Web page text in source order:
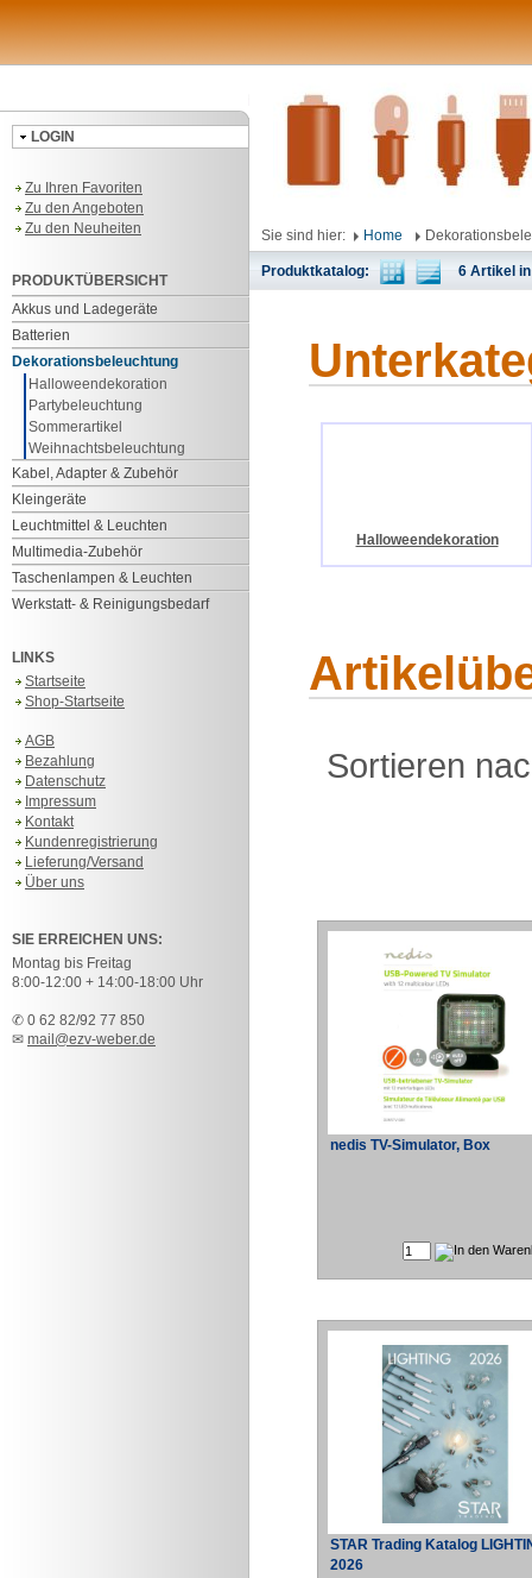
LOGIN
Zu Ihren Favoriten
Zu den Angeboten
Zu den Neuheiten
PRODUKTÜBERSICHT
Akkus und Ladegeräte
Batterien
Dekorationsbeleuchtung
Halloweendekoration
Partybeleuchtung
Sommerartikel
Weihnachtsbeleuchtung
Kabel, Adapter & Zubehör
Kleingeräte
Leuchtmittel & Leuchten
Multimedia-Zubehör
Taschenlampen & Leuchten
Werkstatt- & Reinigungsbedarf
LINKS
Startseite
Shop-Startseite
AGB
Bezahlung
Datenschutz
Impressum
Kontakt
Kundenregistrierung
Lieferung/Versand
Über uns
SIE ERREICHEN UNS:
Montag bis Freitag
8:00-12:00 + 14:00-18:00 Uhr
✆ 0 62 82/92 77 850
✉ mail@ezv-weber.de
Sie sind hier: Home
Produktkatalog: 6 Artikel in
Halloweendekoration
Sortieren
nedis TV-Simulator, Box
STAR Trading Katalog
2026